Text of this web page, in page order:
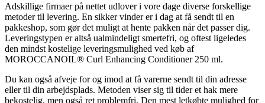
Adskillige firmaer på nettet udlover i vore dage diverse forskellige
metoder til levering. En sikker vinder er i dag at få sendt til en
pakkeshop, som gør det muligt at hente pakken når det passer dig.
Leveringstypen er altså ualmindeligt smertefri, og oftest ligeledes
den mindst kostelige leveringsmulighed ved køb af
MOROCCANOIL® Curl Enhancing Conditioner 250 ml.
Du kan også afveje for og imod at få varerne sendt til din adresse
eller til din arbejdsplads. Metoden viser sig til tider et hak mere
bekostelig, men også ret problemfri. Den mest letkøbte mulighed for